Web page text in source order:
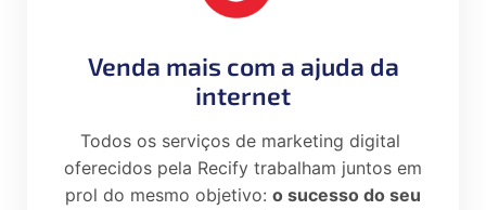
Venda mais com a ajuda da
internet
Todos os serviços de marketing digital
oferecidos pela Recify trabalham juntos em
prol do mesmo objetivo: o sucesso do seu